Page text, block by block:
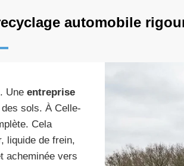
automobile
Une entreprise
sols. À Celle-
Cela
liquide de frein,
acheminée vers